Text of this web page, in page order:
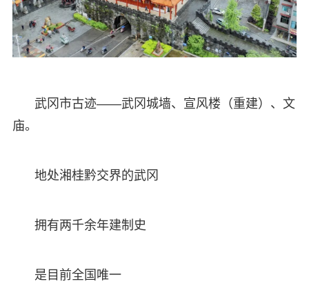
武冈市古迹——武冈城墙、宣风楼（重建）、文
庙。
地处湘桂黔交界的武冈
拥有两千余年建制史
是目前全国唯一